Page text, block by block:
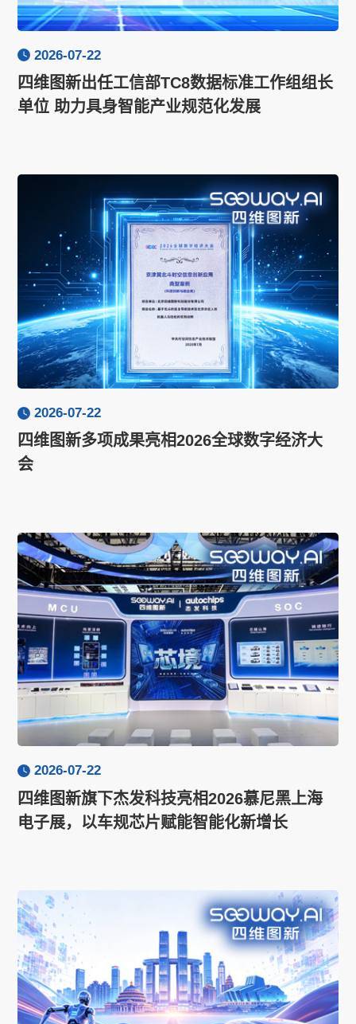
2026-07-22
四维图新出任工信部TC8数据标准工作组组长
单位 助力具身智能产业规范化发展
2026-07-22
四维图新多项成果亮相2026全球数字经济大
会
2026-07-22
四维图新旗下杰发科技亮相2026慕尼黑上海
电子展，以车规芯片赋能智能化新增长